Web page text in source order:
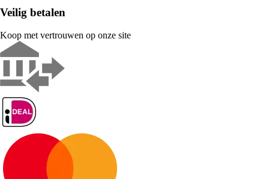
Veilig betalen
Koop met vertrouwen op onze site